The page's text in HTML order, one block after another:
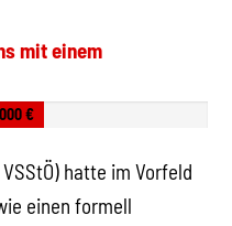
mit einem
€
hatte im Vorfeld
einen formell